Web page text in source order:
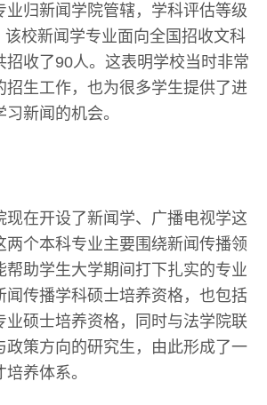
业归新闻学院管辖，学科评估等级
该校新闻学专业面向全国招收文科
招收了90人。这表明学校当时非常
招生工作，也为很多学生提供了进
新闻的机会。
现在开设了新闻学、广播电视学这
两个本科专业主要围绕新闻传播领
帮助学生大学期间打下扎实的专业
闻传播学科硕士培养资格，也包括
业硕士培养资格，同时与法学院联
政策方向的研究生，由此形成了一
养体系。